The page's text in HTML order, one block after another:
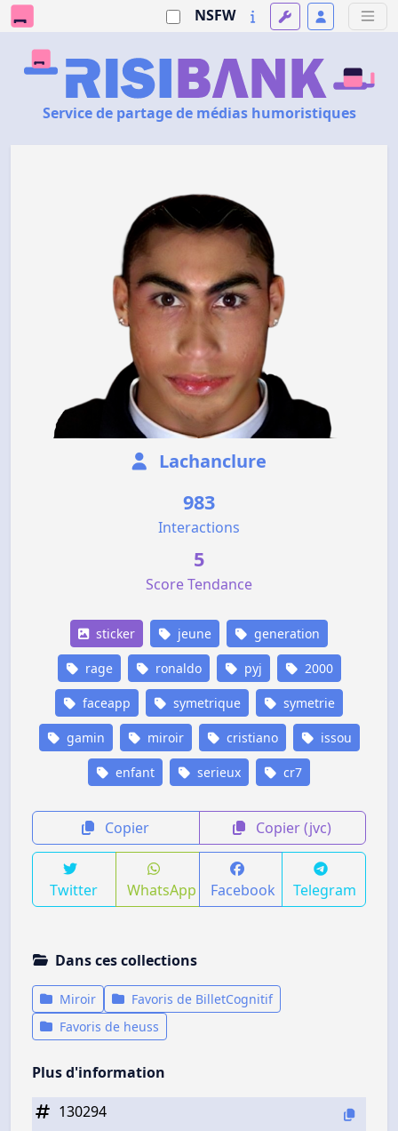
NSFW
Service de partage de médias humoristiques
Lachanclure
983
Interactions
5
Score Tendance
sticker jeune generation
rage ronaldo pyj 2000
faceapp symetrique symetrie
gamin miroir cristiano issou
enfant serieux cr7
Copier Copier (jvc)
Twitter WhatsApp Facebook Telegram
Dans ces collections
Miroir
Favoris de BilletCognitif
Favoris de heuss
Plus d'information
130294